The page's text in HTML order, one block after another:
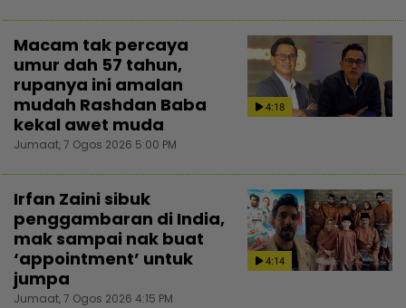
4:18
Macam tak percaya
umur dah 57 tahun,
rupanya ini amalan
mudah Rashdan Baba
kekal awet muda
Jumaat, 7 Ogos 2026 5:00 PM
4:14
Irfan Zaini sibuk
penggambaran di India,
mak sampai nak buat
‘appointment’ untuk
jumpa
Jumaat, 7 Ogos 2026 4:15 PM